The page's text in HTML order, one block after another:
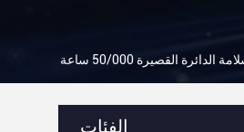
القصيرة 50/000 ساعة
الفئات